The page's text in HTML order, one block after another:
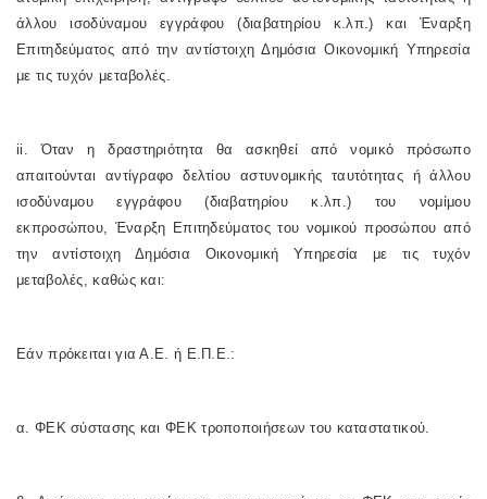
άλλου ισοδύναμου εγγράφου (διαβατηρίου κ.λπ.) και Έναρξη
Επιτηδεύματος από την αντίστοιχη Δημόσια Οικονομική Υπηρεσία
με τις τυχόν μεταβολές.
ii. Όταν η δραστηριότητα θα ασκηθεί από νομικό πρόσωπο
απαιτούνται αντίγραφο δελτίου αστυνομικής ταυτότητας ή άλλου
ισοδύναμου εγγράφου (διαβατηρίου κ.λπ.) του νομίμου
εκπροσώπου, Έναρξη Επιτηδεύματος του νομικού προσώπου από
την αντίστοιχη Δημόσια Οικονομική Υπηρεσία με τις τυχόν
μεταβολές, καθώς και:
Εάν πρόκειται για Α.Ε. ή Ε.Π.Ε.:
α. ΦΕΚ σύστασης και ΦΕΚ τροποποιήσεων του καταστατικού.